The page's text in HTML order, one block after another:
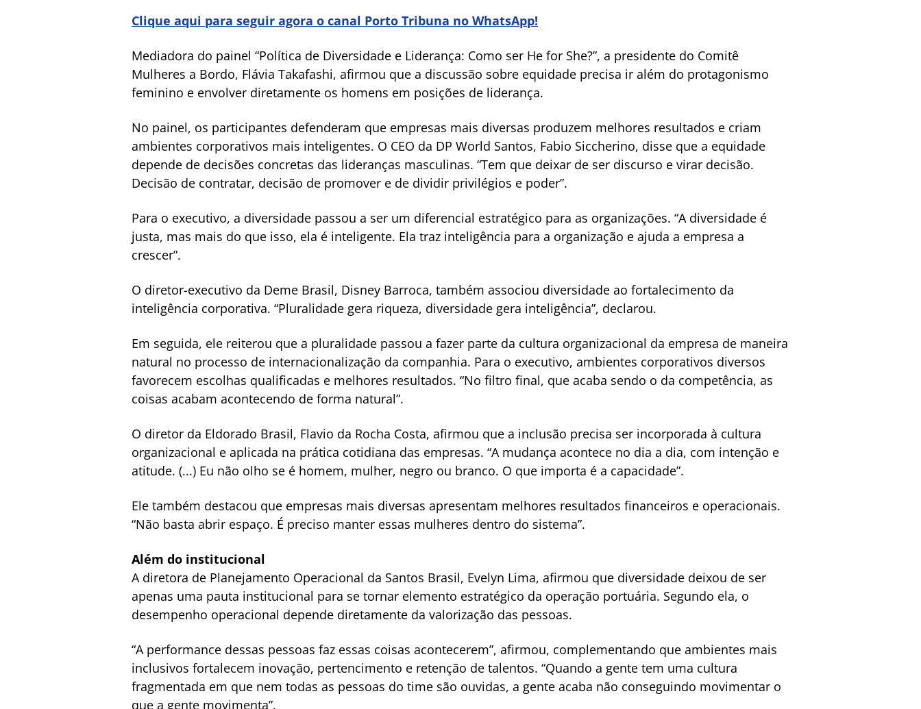
Clique aqui para seguir agora o canal Porto Tribuna no WhatsApp!
Mediadora do painel “Política de Diversidade e Liderança: Como ser He for She?”, a presidente do Comitê
Mulheres a Bordo, Flávia Takafashi, afirmou que a discussão sobre equidade precisa ir além do protagonismo
feminino e envolver diretamente os homens em posições de liderança.
No painel, os participantes defenderam que empresas mais diversas produzem melhores resultados e criam
ambientes corporativos mais inteligentes. O CEO da DP World Santos, Fabio Siccherino, disse que a equidade
depende de decisões concretas das lideranças masculinas. “Tem que deixar de ser discurso e virar decisão.
Decisão de contratar, decisão de promover e de dividir privilégios e poder”.
Para o executivo, a diversidade passou a ser um diferencial estratégico para as organizações. “A diversidade é
justa, mas mais do que isso, ela é inteligente. Ela traz inteligência para a organização e ajuda a empresa a
crescer”.
O diretor-executivo da Deme Brasil, Disney Barroca, também associou diversidade ao fortalecimento da
inteligência corporativa. “Pluralidade gera riqueza, diversidade gera inteligência”, declarou.
Em seguida, ele reiterou que a pluralidade passou a fazer parte da cultura organizacional da empresa de maneira
natural no processo de internacionalização da companhia. Para o executivo, ambientes corporativos diversos
favorecem escolhas qualificadas e melhores resultados. “No filtro final, que acaba sendo o da competência, as
coisas acabam acontecendo de forma natural”.
O diretor da Eldorado Brasil, Flavio da Rocha Costa, afirmou que a inclusão precisa ser incorporada à cultura
organizacional e aplicada na prática cotidiana das empresas. “A mudança acontece no dia a dia, com intenção e
atitude. (...) Eu não olho se é homem, mulher, negro ou branco. O que importa é a capacidade”.
Ele também destacou que empresas mais diversas apresentam melhores resultados financeiros e operacionais.
“Não basta abrir espaço. É preciso manter essas mulheres dentro do sistema”.
Além do institucional
A diretora de Planejamento Operacional da Santos Brasil, Evelyn Lima, afirmou que diversidade deixou de ser
apenas uma pauta institucional para se tornar elemento estratégico da operação portuária. Segundo ela, o
desempenho operacional depende diretamente da valorização das pessoas.
“A performance dessas pessoas faz essas coisas acontecerem”, afirmou, complementando que ambientes mais
inclusivos fortalecem inovação, pertencimento e retenção de talentos. “Quando a gente tem uma cultura
fragmentada em que nem todas as pessoas do time são ouvidas, a gente acaba não conseguindo movimentar o
que a gente movimenta”.